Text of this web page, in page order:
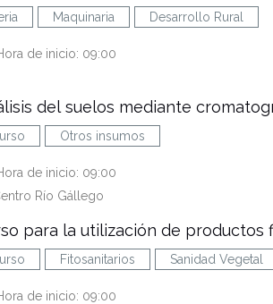
Maquinaria Desarrollo Rural
de inicio: 09:00
del suelos mediante
Otros insumos
de inicio: 09:00
Río Gállego
para la utilización de productos
Fitosanitarios Sanidad Vegetal
de inicio: 09:00